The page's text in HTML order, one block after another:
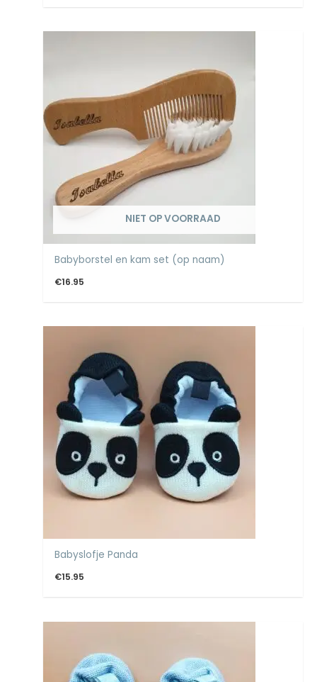
NIET OP VOORRAAD
Babyborstel en kam set (op naam)
€16.95
Babyslofje Panda
€15.95